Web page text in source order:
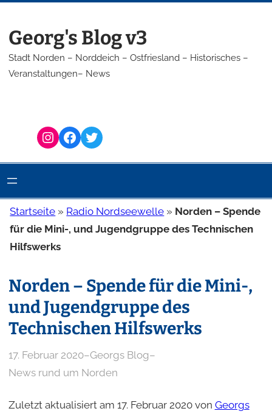
springen
Georg's Blog v3
Stadt Norden – Norddeich – Ostfriesland – Historisches –
Veranstaltungen– News
Instagram Facebook Twitter
Startseite » Radio Nordseewelle » Norden – Spende
für die Mini-, und Jugendgruppe des Technischen
Hilfswerks
Norden – Spende für die Mini-,
und Jugendgruppe des
Technischen Hilfswerks
17. Februar 2020–Georgs Blog–
News rund um Norden
Zuletzt aktualisiert am 17. Februar 2020 von Georgs